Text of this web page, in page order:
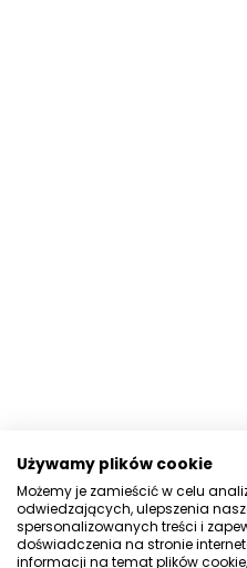
Używamy plików cookie
Możemy je zamieścić w celu
odwiedzających, ulepszenia
spersonalizowanych treści i
doświadczenia na stronie
informacji na temat plików